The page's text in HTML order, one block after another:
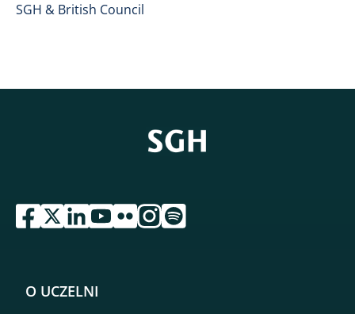
SGH & British Council
przejdź do serwisu facebook sgh
przejdź do serwisu twitter sgh
przejdź do serwisu linkedin sgh
przejdź do serwisu youtube sgh
przejdź do serwisu flickr sgh
przejdź do serwisu instagram sgh
przejdź do serwisu spotify sgh
O UCZELNI